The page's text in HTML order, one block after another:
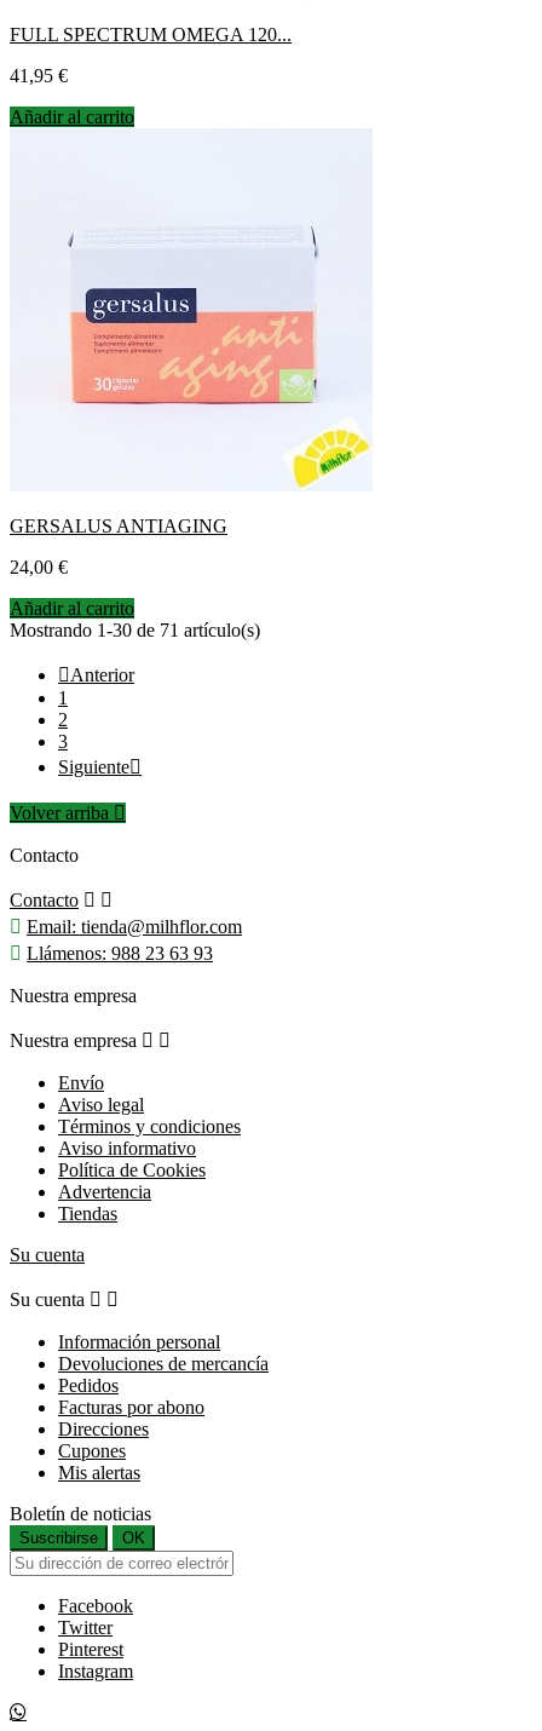
FULL SPECTRUM OMEGA 120...
Precio
41,95 €
Añadir al carrito
GERSALUS ANTIAGING
Precio
24,00 €
Añadir al carrito
Mostrando 1-30 de 71 artículo(s)
Anterior
1
2
3
Siguiente
Volver arriba 
Contacto
Contacto  
 Email: tienda@milhflor.com
 Llámenos: 988 23 63 93
Nuestra empresa
Nuestra empresa  
Envío
Aviso legal
Términos y condiciones
Aviso informativo
Política de Cookies
Advertencia
Tiendas
Su cuenta
Su cuenta  
Información personal
Devoluciones de mercancía
Pedidos
Facturas por abono
Direcciones
Cupones
Mis alertas
Boletín de noticias
Suscribirse OK
Facebook
Twitter
Pinterest
Instagram